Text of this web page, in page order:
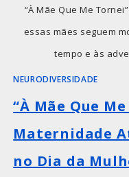
“À Mãe Que Me
essas mães seguem
tempo e às
NEURODIVERSIDADE
“À Mãe Que
Maternidade
no Dia da